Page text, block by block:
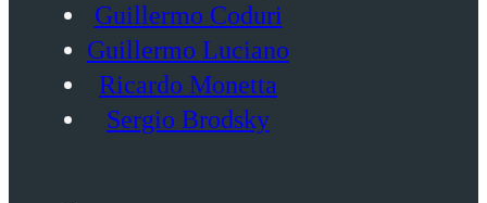
Guillermo Coduri
Guillermo Luciano
Ricardo Monetta
Sergio Brodsky